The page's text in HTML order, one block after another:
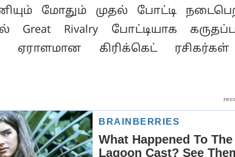
மோதும் முதல் போட்டி
Great Rivalry போட்டியாக
கிரிக்கெட் ரசிகர்கள்